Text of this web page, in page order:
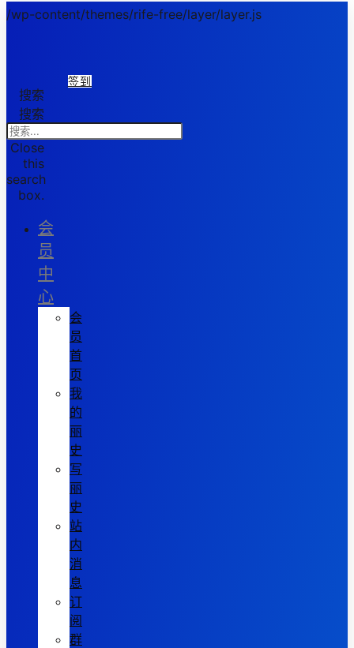
/wp-content/themes/rife-free/layer/layer.js
签到
搜索
搜索
Close
this
search
box.
会
员
中
心
会
员
首
页
我
的
丽
史
写
丽
史
站
内
消
息
订
阅
群